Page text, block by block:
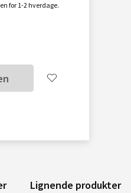
for 1-2 hverdage.
Lignende produkter